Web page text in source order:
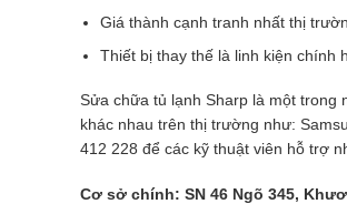
Giá thành cạnh tranh nhất thị
Thiết bị thay thế là linh kiện chính
Sửa chữa tủ lạnh Sharp là một trong
khác nhau trên thị trường như:
412 228 để các kỹ thuật viên hỗ trợ
Cơ sở chính: SN 46 Ngõ 345,